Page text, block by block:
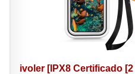
ivoler [IPX8 Certificado